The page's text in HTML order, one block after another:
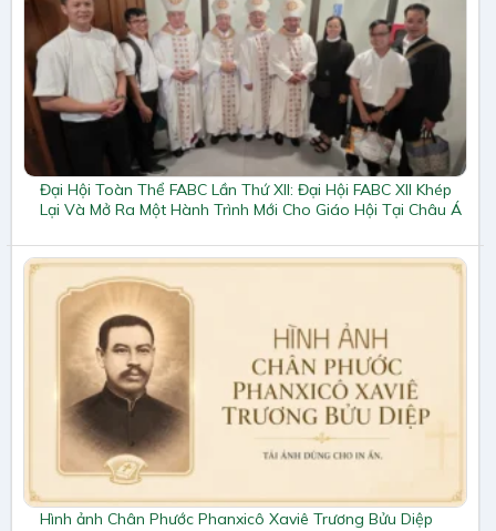
Đại Hội Toàn Thể FABC Lần Thứ XII: Đại Hội FABC XII Khép
Lại Và Mở Ra Một Hành Trình Mới Cho Giáo Hội Tại Châu Á
Hình ảnh Chân Phước Phanxicô Xaviê Trương Bửu Diệp